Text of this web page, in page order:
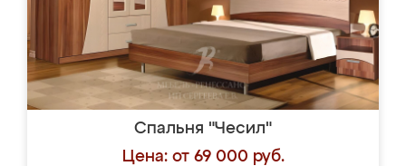
Спальня "Чесил"
Цена: от 69 000 руб.